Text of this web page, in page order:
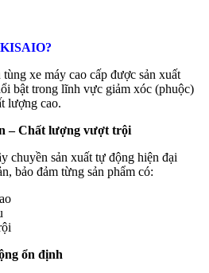
KISAIO?
xe máy cao cấp được sản xuất
bật trong lĩnh vực giảm xóc (phuộc)
lượng cao.
– Chất lượng vượt trội
chuyền sản xuất tự động hiện đại
bảo đảm từng sản phẩm có:
ổn định